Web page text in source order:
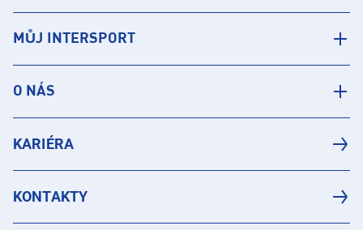
MŮJ INTERSPORT
O NÁS
KARIÉRA
KONTAKTY